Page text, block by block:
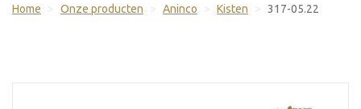
Home Onze producten Aninco Kisten 317-05.22